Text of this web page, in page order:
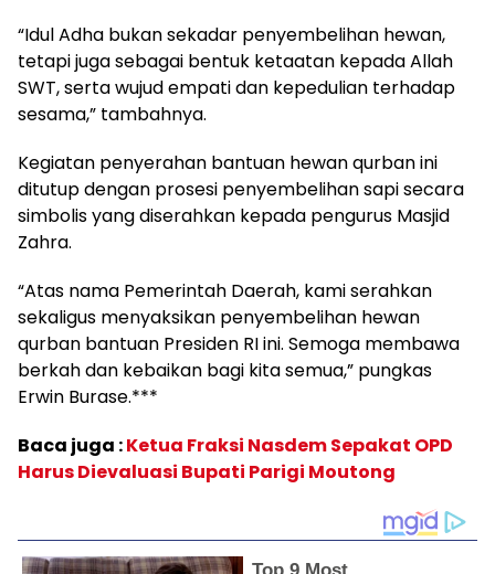
“Idul Adha bukan sekadar penyembelihan hewan,
tetapi juga sebagai bentuk ketaatan kepada Allah
SWT, serta wujud empati dan kepedulian terhadap
sesama,” tambahnya.
Kegiatan penyerahan bantuan hewan qurban ini
ditutup dengan prosesi penyembelihan sapi secara
simbolis yang diserahkan kepada pengurus Masjid
Zahra.
“Atas nama Pemerintah Daerah, kami serahkan
sekaligus menyaksikan penyembelihan hewan
qurban bantuan Presiden RI ini. Semoga membawa
berkah dan kebaikan bagi kita semua,” pungkas
Erwin Burase.***
Baca juga :Ketua Fraksi Nasdem Sepakat OPD
Harus Dievaluasi Bupati Parigi Moutong